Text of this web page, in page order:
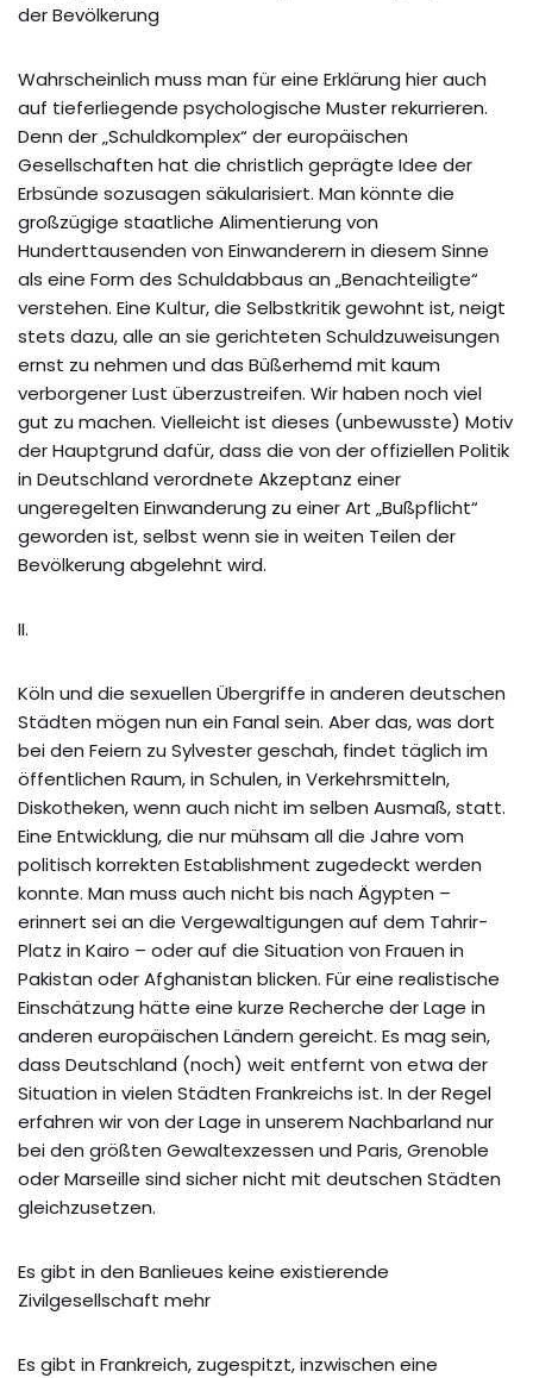
der Bevölkerung
Wahrscheinlich muss man für eine Erklärung hier auch
auf tieferliegende psychologische Muster rekurrieren.
Denn der „Schuldkomplex“ der europäischen
Gesellschaften hat die christlich geprägte Idee der
Erbsünde sozusagen säkularisiert. Man könnte die
großzügige staatliche Alimentierung von
Hunderttausenden von Einwanderern in diesem Sinne
als eine Form des Schuldabbaus an „Benachteiligte“
verstehen. Eine Kultur, die Selbstkritik gewohnt ist, neigt
stets dazu, alle an sie gerichteten Schuldzuweisungen
ernst zu nehmen und das Büßerhemd mit kaum
verborgener Lust überzustreifen. Wir haben noch viel
gut zu machen. Vielleicht ist dieses (unbewusste) Motiv
der Hauptgrund dafür, dass die von der offiziellen Politik
in Deutschland verordnete Akzeptanz einer
ungeregelten Einwanderung zu einer Art „Bußpflicht“
geworden ist, selbst wenn sie in weiten Teilen der
Bevölkerung abgelehnt wird.
II.
Köln und die sexuellen Übergriffe in anderen deutschen
Städten mögen nun ein Fanal sein. Aber das, was dort
bei den Feiern zu Sylvester geschah, findet täglich im
öffentlichen Raum, in Schulen, in Verkehrsmitteln,
Diskotheken, wenn auch nicht im selben Ausmaß, statt.
Eine Entwicklung, die nur mühsam all die Jahre vom
politisch korrekten Establishment zugedeckt werden
konnte. Man muss auch nicht bis nach Ägypten –
erinnert sei an die Vergewaltigungen auf dem Tahrir-
Platz in Kairo – oder auf die Situation von Frauen in
Pakistan oder Afghanistan blicken. Für eine realistische
Einschätzung hätte eine kurze Recherche der Lage in
anderen europäischen Ländern gereicht. Es mag sein,
dass Deutschland (noch) weit entfernt von etwa der
Situation in vielen Städten Frankreichs ist. In der Regel
erfahren wir von der Lage in unserem Nachbarland nur
bei den größten Gewaltexzessen und Paris, Grenoble
oder Marseille sind sicher nicht mit deutschen Städten
gleichzusetzen.
Es gibt in den Banlieues keine existierende
Zivilgesellschaft mehr
Es gibt in Frankreich, zugespitzt, inzwischen eine